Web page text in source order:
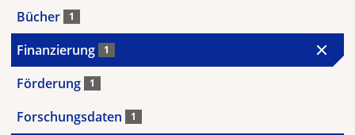
Bücher 1
Finanzierung 1
Förderung 1
Forschungsdaten 1